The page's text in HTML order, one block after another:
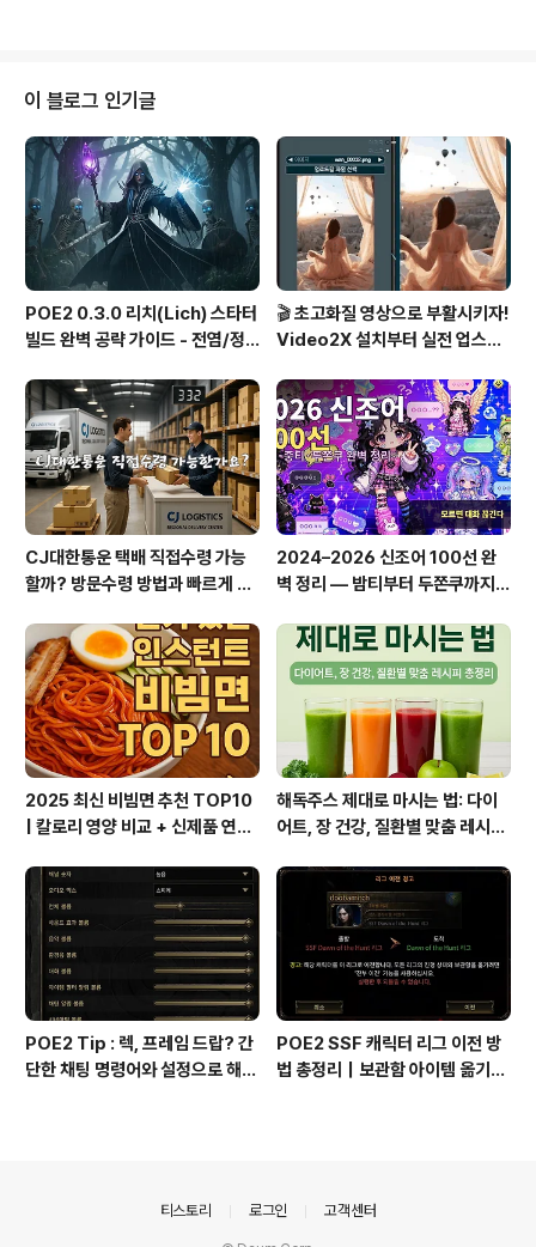
반되면 알레르기 가능성이 큽니다.(2) 곤충이나 진드기 물
림모기뿐만 아니라 벼룩, 거미, 진드기 등 다양한 해충이 피
부에 반응을 일으킬 수 있습니다.국소적으로 부어오르며
붉은 반점이 있다면 해충에 물린 자국일 가능성이 있습니
다.(3) 접촉성 피부염새로운 신발, 바닥재, 화학 물질(세제,
바닥 왁스 등..
이 블로그 인기글
POE2 0.3.0 리치(Lich) 스타터
빌드 완벽 공략 가이드 - 전염/정
🎬 초고화질 영상으로 부활시키자!
Video2X 설치부터 실전 업스케
CJ대한통운 택배 직접수령 가능
할까? 방문수령 방법과 빠르게 찾
2024–2026 신조어 100선 완
벽 정리 — 밤티부터 두쫀쿠까지,
2025 최신 비빔면 추천 TOP10
| 칼로리 영양 비교 + 신제품 연혁
해독주스 제대로 마시는 법: 다이
어트, 장 건강, 질환별 맞춤 레시피
POE2 Tip : 렉, 프레임 드랍? 간
단한 채팅 명령어와 설정으로 해결
POE2 SSF 캐릭터 리그 이전 방
법 총정리｜보관함 아이템 옮기는
티스토리 로그인 고객센터